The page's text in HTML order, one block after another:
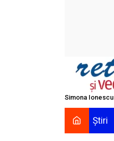
Simona Ionescu
Știri